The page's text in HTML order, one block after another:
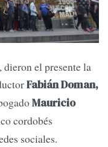
el presente la
Fabián Doman,
Mauricio
cordobés
sociales.